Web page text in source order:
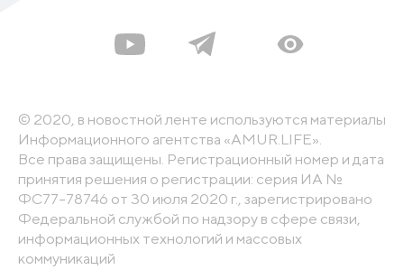
© 2020, в новостной ленте используются материалы
Информационного агентства «AMUR.LIFE».
Все права защищены. Регистрационный номер и дата
принятия решения о регистрации: серия ИА №
ФС77-78746 от 30 июля 2020 г., зарегистрировано
Федеральной службой по надзору в сфере связи,
информационных технологий и массовых
коммуникаций